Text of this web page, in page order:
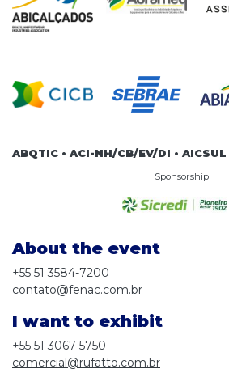
ABQTIC • ACI-NH/CB/EV/DI • AICSUL
Sponsorship
About the event
+55 51 3584-7200
contato@fenac.com.br
I want to exhibit
+55 51 3067-5750
comercial@rufatto.com.br